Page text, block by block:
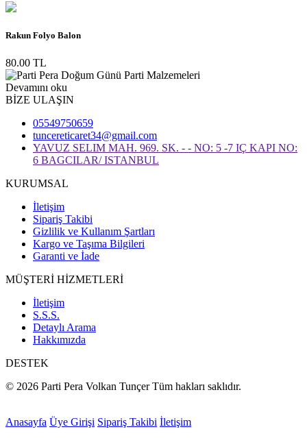
Rakun Folyo Balon
80.00 TL
Devamını oku
BİZE ULAŞIN
05549750659
tuncereticaret34@gmail.com
YAVUZ SELIM MAH. 969. SK. - - NO: 5 -7 IÇ KAPI NO:
6 BAGCILAR/ ISTANBUL
KURUMSAL
İletişim
Sipariş Takibi
Gizlilik ve Kullanım Şartları
Kargo ve Taşıma Bilgileri
Garanti ve İade
MÜŞTERİ HİZMETLERİ
İletişim
S.S.S.
Detaylı Arama
Hakkımızda
DESTEK
© 2026 Parti Pera Volkan Tunçer Tüm hakları saklıdır.
Anasayfa Üye Girişi Sipariş Takibi İletişim